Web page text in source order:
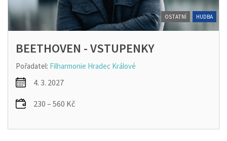
BEETHOVEN - VSTUPENKY
Pořadatel: Filharmonie Hradec Králové
4. 3. 2027
230 – 560 Kč
OSTATNÍ HUDBA